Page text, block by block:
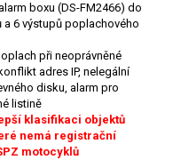
boxu (DS-FM2466) do
6 výstupů poplachového
při neoprávněné
adres IP, nelegální
disku, alarm pro
listině
klasifikaci objektů
nemá registrační
motocyklů